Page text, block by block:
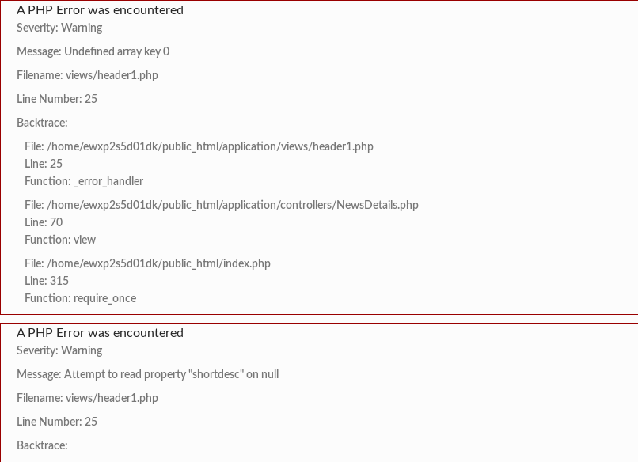
A PHP Error was encountered
Severity: Warning
Message: Undefined array key 0
Filename: views/header1.php
Line Number: 25
Backtrace:
File: /home/ewxp2s5d01dk/public_html/application/views/header1.php
Line: 25
Function: _error_handler
File: /home/ewxp2s5d01dk/public_html/application/controllers/NewsDetails.php
Line: 70
Function: view
File: /home/ewxp2s5d01dk/public_html/index.php
Line: 315
Function: require_once
A PHP Error was encountered
Severity: Warning
Message: Attempt to read property "shortdesc" on null
Filename: views/header1.php
Line Number: 25
Backtrace: